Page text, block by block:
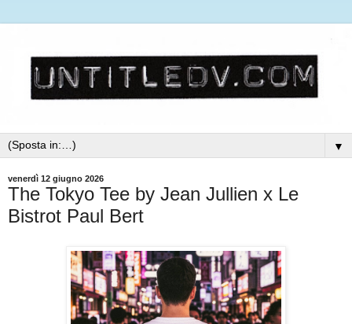
▼
venerdì 12 giugno 2026
The Tokyo Tee by Jean Jullien x Le
Bistrot Paul Bert